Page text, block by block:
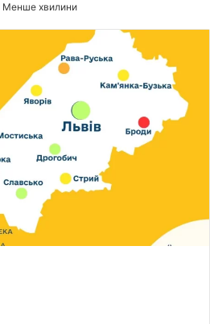
Менше хвилини